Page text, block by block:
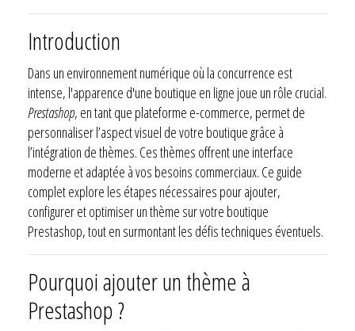
Introduction
Dans un environnement numérique où la concurrence est
intense, l'apparence d'une boutique en ligne joue un rôle crucial.
Prestashop, en tant que plateforme e-commerce, permet de
personnaliser l’aspect visuel de votre boutique grâce à
l’intégration de thèmes. Ces thèmes offrent une interface
moderne et adaptée à vos besoins commerciaux. Ce guide
complet explore les étapes nécessaires pour ajouter,
configurer et optimiser un thème sur votre boutique
Prestashop, tout en surmontant les défis techniques éventuels.
Pourquoi ajouter un thème à
Prestashop ?